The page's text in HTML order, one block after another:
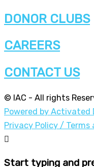
DONOR CLUBS
CAREERS
CONTACT US
© IAC - All rights
Powered by Activated
Privacy Policy / Terms
Start typing and